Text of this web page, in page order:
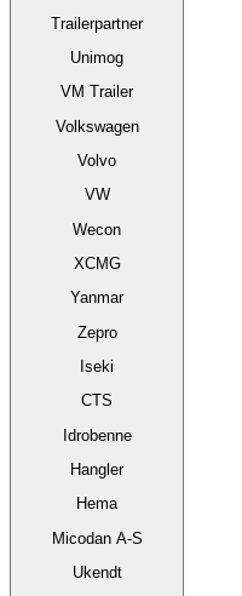
Trailerpartner
Unimog
VM Trailer
Volkswagen
Volvo
VW
Wecon
XCMG
Yanmar
Zepro
Iseki
CTS
Idrobenne
Hangler
Hema
Micodan A-S
Ukendt